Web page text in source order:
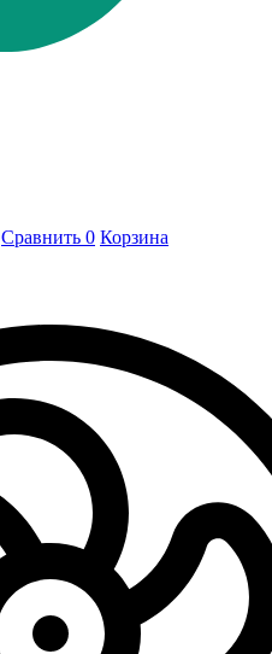
Сравнить 0 Корзина